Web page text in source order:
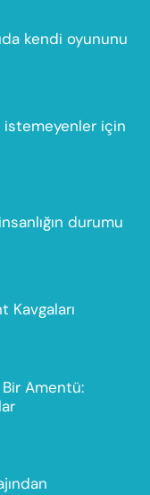
kendi oyununu
istemeyenler için
durumu
Kavgaları
Amentü: